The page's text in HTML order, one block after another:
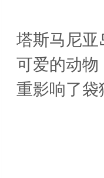
塔斯马尼亚
可爱的动物
重影响了袋